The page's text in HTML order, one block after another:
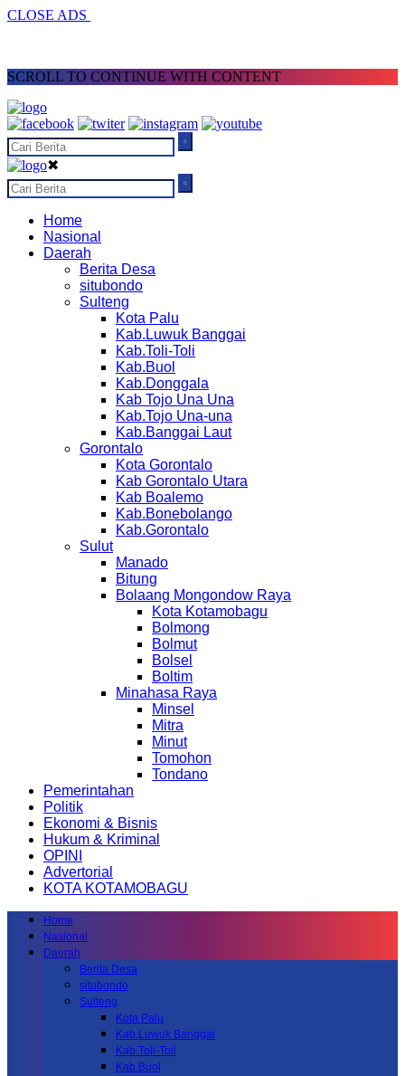
CLOSE ADS
SCROLL TO CONTINUE WITH CONTENT
✖
Home
Nasional
Daerah
Berita Desa
situbondo
Sulteng
Kota Palu
Kab.Luwuk Banggai
Kab.Toli-Toli
Kab.Buol
Kab.Donggala
Kab Tojo Una Una
Kab.Tojo Una-una
Kab.Banggai Laut
Gorontalo
Kota Gorontalo
Kab Gorontalo Utara
Kab Boalemo
Kab.Bonebolango
Kab.Gorontalo
Sulut
Manado
Bitung
Bolaang Mongondow Raya
Kota Kotamobagu
Bolmong
Bolmut
Bolsel
Boltim
Minahasa Raya
Minsel
Mitra
Minut
Tomohon
Tondano
Pemerintahan
Politik
Ekonomi & Bisnis
Hukum & Kriminal
OPINI
Advertorial
KOTA KOTAMOBAGU
Home
Nasional
Daerah
Berita Desa
situbondo
Sulteng
Kota Palu
Kab.Luwuk Banggai
Kab.Toli-Toli
Kab.Buol